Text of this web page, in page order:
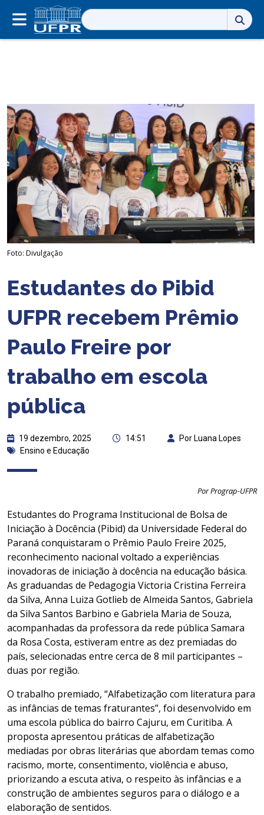
Pesquisar
por:
Foto: Divulgação
Estudantes do Pibid
UFPR recebem Prêmio
Paulo Freire por
trabalho em escola
pública
19 dezembro, 2025 14:51
Por Luana Lopes
Ensino e Educação
Por Prograp-UFPR
Estudantes do Programa Institucional de Bolsa de
Iniciação à Docência (Pibid) da Universidade Federal do
Paraná conquistaram o Prêmio Paulo Freire 2025,
reconhecimento nacional voltado a experiências
inovadoras de iniciação à docência na educação básica.
As graduandas de Pedagogia Victoria Cristina Ferreira
da Silva, Anna Luiza Gotlieb de Almeida Santos, Gabriela
da Silva Santos Barbino e Gabriela Maria de Souza,
acompanhadas da professora da rede pública Samara
da Rosa Costa, estiveram entre as dez premiadas do
país, selecionadas entre cerca de 8 mil participantes –
duas por região.
O trabalho premiado, “Alfabetização com literatura para
as infâncias de temas fraturantes”, foi desenvolvido em
uma escola pública do bairro Cajuru, em Curitiba. A
proposta apresentou práticas de alfabetização
mediadas por obras literárias que abordam temas como
racismo, morte, consentimento, violência e abuso,
priorizando a escuta ativa, o respeito às infâncias e a
construção de ambientes seguros para o diálogo e a
elaboração de sentidos.